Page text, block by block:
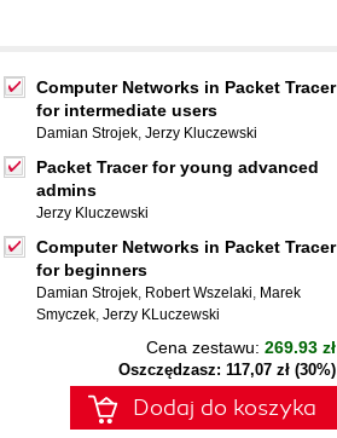
Computer Networks in Packet Tracer
for intermediate users
Damian Strojek, Jerzy Kluczewski
Packet Tracer for young advanced
admins
Jerzy Kluczewski
Computer Networks in Packet Tracer
for beginners
Damian Strojek, Robert Wszelaki, Marek
Smyczek, Jerzy KLuczewski
Cena zestawu: 269.93 zł
Oszczędzasz: 117,07 zł (30%)
Dodaj do koszyka